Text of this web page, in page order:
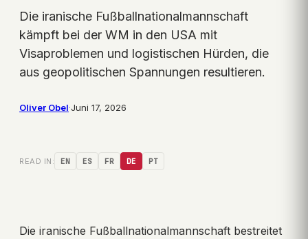
Die iranische Fußballnationalmannschaft
kämpft bei der WM in den USA mit
Visaproblemen und logistischen Hürden, die
aus geopolitischen Spannungen resultieren.
Oliver Obel·Juni 17, 2026
READ IN: EN ES FR DE PT
Die iranische Fußballnationalmannschaft bestreitet